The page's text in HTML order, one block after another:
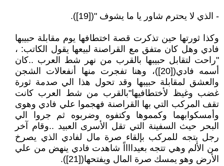
- الذي لا يحترم شاور يا ما يشوف "([19]).
وكذا ثورتها حين تذكرت قصة اختطافها يوم مقابلة حبيبها
فادي وهل كان متفق مع القراصنة لبيعها يقول الكاتب: ،
"راحت لتقابل حبيبها بالقرب من نهر شط العرب ..كان
أسمه فادي([20])، وهنا تفجرت منها أنفعالات الشجن
والعشق لمقابلة حبيبها وقد تحول هذا الي صدمة ثورة
غضب وغيظ لأختطافيها"بالقرب من شط العرب كانت
تقف المركب التي بها القراصنة فهجموا علي فادي وهوى
وأمسكوابهما وكمموها وكتفوه وضربوه ثم جروا الي
البحر حيث السفينة التي تقل الأسرى العبيد ..وقام آخر
رجل يتجه للمركب بإلقاء صرة مال لفادي الذي يصرخ
من الألم وهي تتجه بعيدااااً شاهدت فادي ينهض من علي
الأرض وهو يمسك صرة المال ويفتحها([21]).